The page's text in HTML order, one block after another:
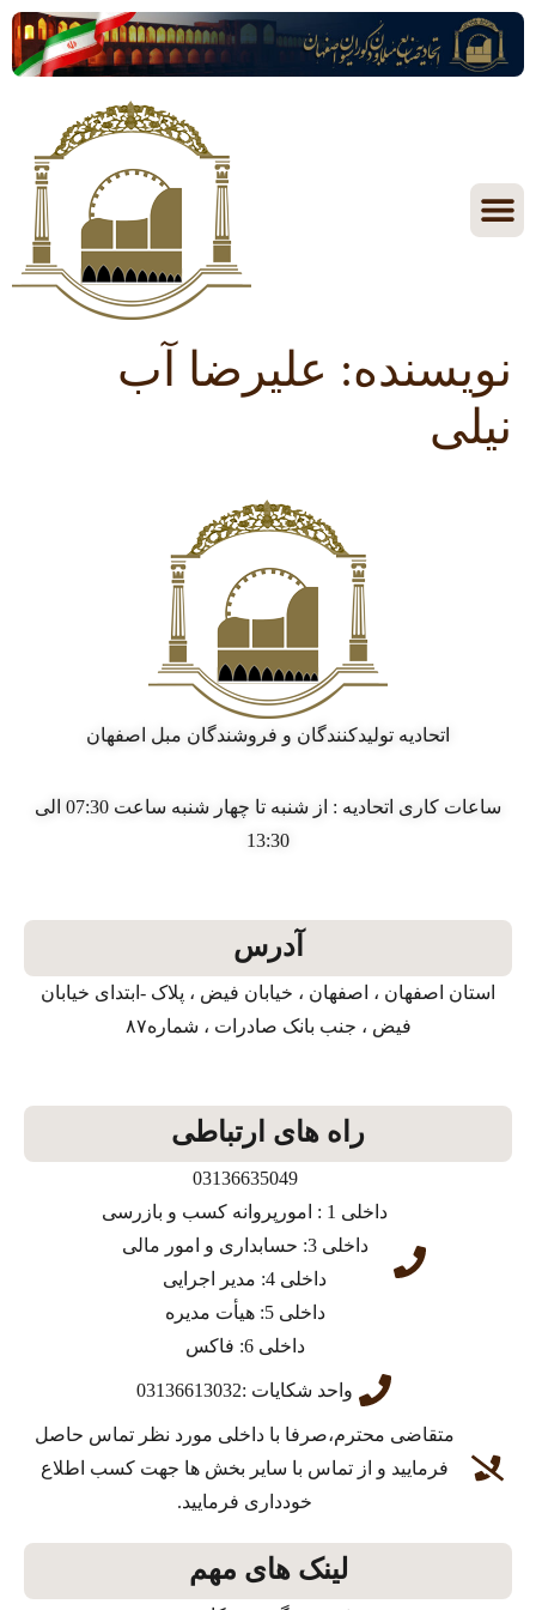
نویسنده: علیرضا آب
نیلی
اتحادیه تولیدکنندگان و فروشندگان مبل اصفهان
ساعات کاری اتحادیه : از شنبه تا چهار شنبه ساعت 07:30 الی
13:30
آدرس
استان اصفهان ، اصفهان ، خیابان فیض ، پلاک -ابتدای خیابان
فیض ، جنب بانک صادرات ، شماره۸۷
راه های ارتباطی
03136635049
داخلی 1 : امورپروانه کسب و بازرسی
داخلی 3: حسابداری و امور مالی
داخلی 4: مدیر اجرایی
داخلی 5: هیأت مدیره
داخلی 6: فاکس
واحد شکایات :03136613032
متقاضی محترم،صرفا با داخلی مورد نظر تماس حاصل
فرمایید و از تماس با سایر بخش ها جهت کسب اطلاع
خودداری فرمایید.
لینک های مهم